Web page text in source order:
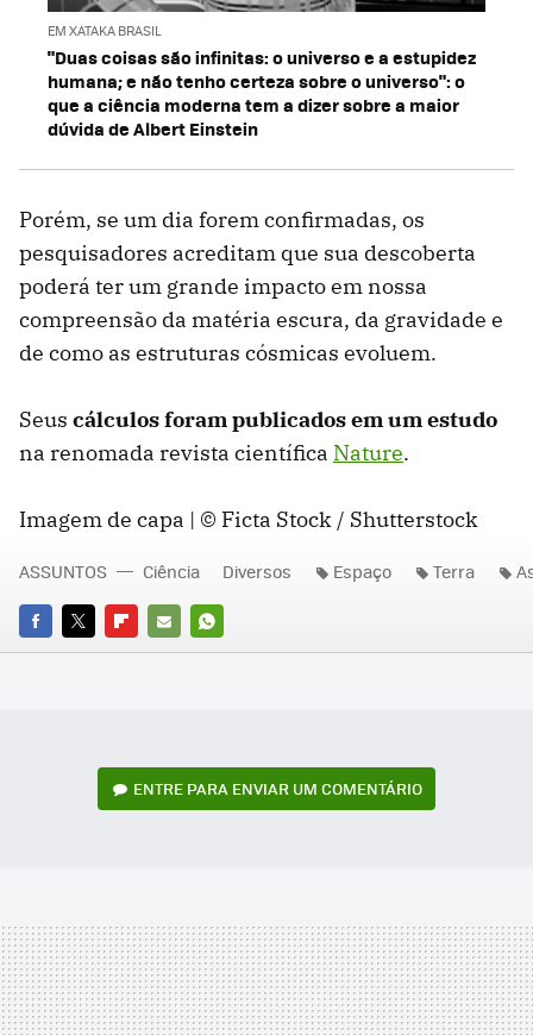
EM XATAKA BRASIL
"Duas coisas são infinitas: o universo e a estupidez
humana; e não tenho certeza sobre o universo": o
que a ciência moderna tem a dizer sobre a maior
dúvida de Albert Einstein
Porém, se um dia forem confirmadas, os
pesquisadores acreditam que sua descoberta
poderá ter um grande impacto em nossa
compreensão da matéria escura, da gravidade e
de como as estruturas cósmicas evoluem.
Seus cálculos foram publicados em um estudo
na renomada revista científica Nature.
Imagem de capa | © Ficta Stock / Shutterstock
FACEBOOK
TWITTERFLIPBOARD
E-
WHATSAPP
ASSUNTOS Ciência Diversos Espaço Terra
ENTRE PARA ENVIAR UM COMENTÁRIO